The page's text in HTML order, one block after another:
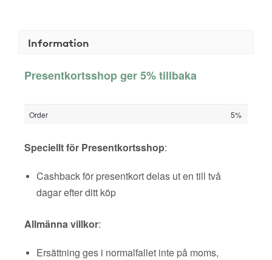
Information
Presentkortsshop ger 5% tillbaka
Order 5%
Speciellt för Presentkortsshop:
Cashback för presentkort delas ut en till två
dagar efter ditt köp
Allmänna villkor:
Ersättning ges i normalfallet inte på moms,